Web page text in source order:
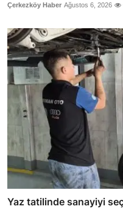
Çerkezköy Haber Ağustos 6, 2026
Yaz tatilinde sanayiyi